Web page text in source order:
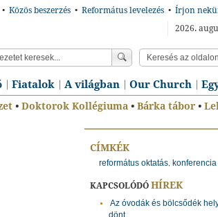
• Közös beszerzés • Református levelezés • Írjon
2026.
Fiatalok A világban Our Church
• Doktorok Kollégiuma • Bárka tábor •
CÍMKÉK
református oktatás, konferencia
KAPCSOLÓDÓ HÍREK
Az óvodák és bölcsődék